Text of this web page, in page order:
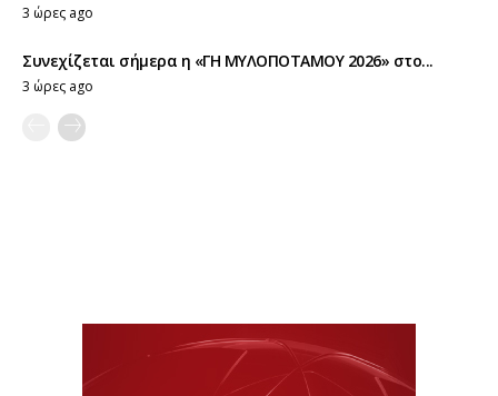
3 ώρες ago
Συνεχίζεται σήμερα η «ΓΗ ΜΥΛΟΠΟΤΑΜΟΥ 2026» στο...
3 ώρες ago